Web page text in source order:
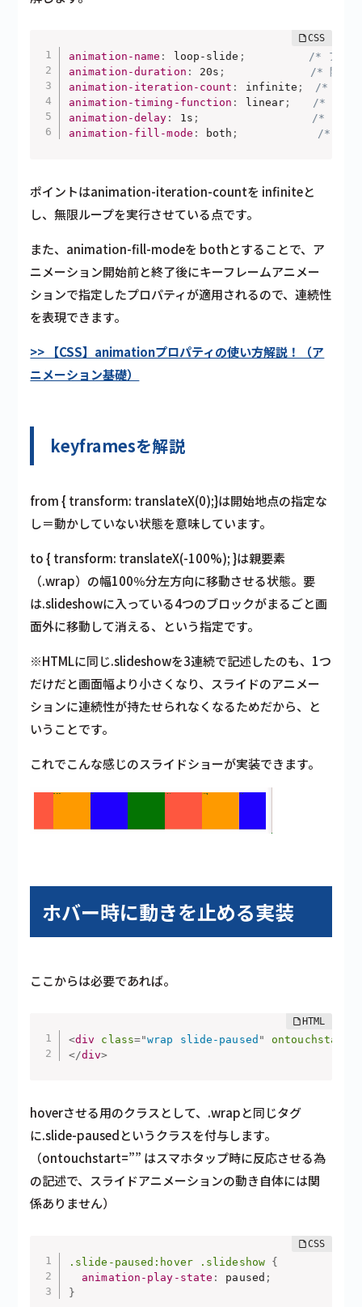
animation-name : loop-slide ;
/* アニメ
animation-duration : 20s ;
/* 開始か
animation-iteration-count : infinite ;
/* アニ
animation-timing-function : linear ;
/* 動き
animation-delay : 1s ;
/* アニメ
animation-fill-mode : both ; /* アニ
ポイントはanimation-iteration-countを infiniteと
し、無限ループを実行させている点です。
また、animation-fill-modeを bothとすることで、ア
ニメーション開始前と終了後にキーフレームアニメー
ションで指定したプロパティが適用されるので、連続性
を表現できます。
>> 【CSS】animationプロパティの使い方解説！（ア
ニメーション基礎）
keyframesを解説
from { transform: translateX(0);}は開始地点の指定な
し＝動かしていない状態を意味しています。
to { transform: translateX(-100%); }は親要素
（.wrap）の幅100％分左方向に移動させる状態。要
は.slideshowに入っている4つのブロックがまるごと画
面外に移動して消える、という指定です。
※HTMLに同じ.slideshowを3連続で記述したのも、1つ
だけだと画面幅より小さくなり、スライドのアニメー
ションに連続性が持たせられなくなるためだから、と
いうことです。
これでこんな感じのスライドショーが実装できます。
ホバー時に動きを止める実装
ここからは必要であれば。
<div class="wrap slide-paused " ontouchstart
</div>
hoverさせる用のクラスとして、.wrapと同じタグ
に.slide-pausedというクラスを付与します。
（ontouchstart=”” はスマホタップ時に反応させる為
の記述で、スライドアニメーションの動き自体には関
係ありません）
.slide-paused:hover .slideshow
{
animation-play-state : paused ;
}